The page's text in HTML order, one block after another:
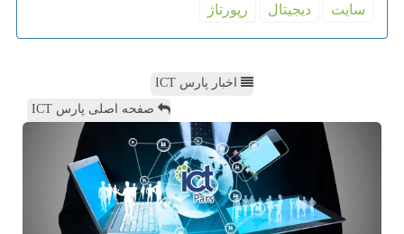
سایت
دیجیتال رپورتاژ
اخبار پارس ICT
صفحه اصلی پارس ICT